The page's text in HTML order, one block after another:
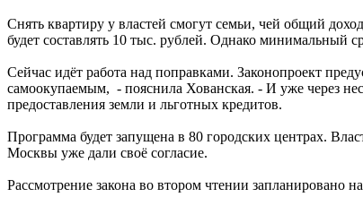
Снять квартиру у властей смогут семьи, чей общий
будет составлять 10 тыс. рублей. Однако минимальный
Сейчас идёт работа над поправками. Законопроект
самоокупаемым, - пояснила Хованская. - И уже через
предоставления земли и льготных кредитов.
Программа будет запущена в 80 городских центрах.
Москвы уже дали своё согласие.
Рассмотрение закона во втором чтении запланировано